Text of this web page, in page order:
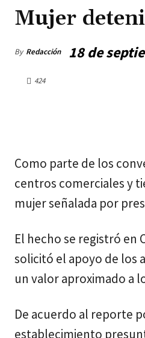
Mujer
By Redacción 18 de
424
Como parte de los
centros comerciales y
mujer señalada por
El hecho se registró en
solicitó el apoyo de los
un valor aproximado a
De acuerdo al reporte
establecimiento